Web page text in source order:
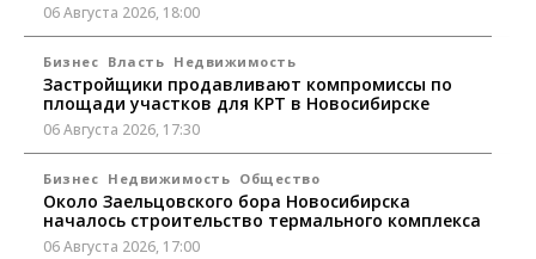
06 Августа 2026, 18:00
Бизнес Власть Недвижимость
Застройщики продавливают компромиссы по
площади участков для КРТ в Новосибирске
06 Августа 2026, 17:30
Бизнес Недвижимость Общество
Около Заельцовского бора Новосибирска
началось строительство термального комплекса
06 Августа 2026, 17:00